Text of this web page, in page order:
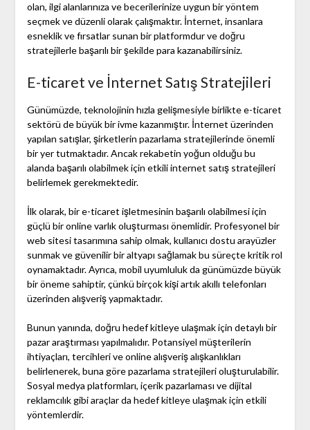
olan, ilgi alanlarınıza ve becerilerinize uygun bir yöntem
seçmek ve düzenli olarak çalışmaktır. İnternet, insanlara
esneklik ve fırsatlar sunan bir platformdur ve doğru
stratejilerle başarılı bir şekilde para kazanabilirsiniz.
E-ticaret ve İnternet Satış Stratejileri
Günümüzde, teknolojinin hızla gelişmesiyle birlikte e-ticaret
sektörü de büyük bir ivme kazanmıştır. İnternet üzerinden
yapılan satışlar, şirketlerin pazarlama stratejilerinde önemli
bir yer tutmaktadır. Ancak rekabetin yoğun olduğu bu
alanda başarılı olabilmek için etkili internet satış stratejileri
belirlemek gerekmektedir.
İlk olarak, bir e-ticaret işletmesinin başarılı olabilmesi için
güçlü bir online varlık oluşturması önemlidir. Profesyonel bir
web sitesi tasarımına sahip olmak, kullanıcı dostu arayüzler
sunmak ve güvenilir bir altyapı sağlamak bu süreçte kritik rol
oynamaktadır. Ayrıca, mobil uyumluluk da günümüzde büyük
bir öneme sahiptir, çünkü birçok kişi artık akıllı telefonları
üzerinden alışveriş yapmaktadır.
Bunun yanında, doğru hedef kitleye ulaşmak için detaylı bir
pazar araştırması yapılmalıdır. Potansiyel müşterilerin
ihtiyaçları, tercihleri ve online alışveriş alışkanlıkları
belirlenerek, buna göre pazarlama stratejileri oluşturulabilir.
Sosyal medya platformları, içerik pazarlaması ve dijital
reklamcılık gibi araçlar da hedef kitleye ulaşmak için etkili
yöntemlerdir.